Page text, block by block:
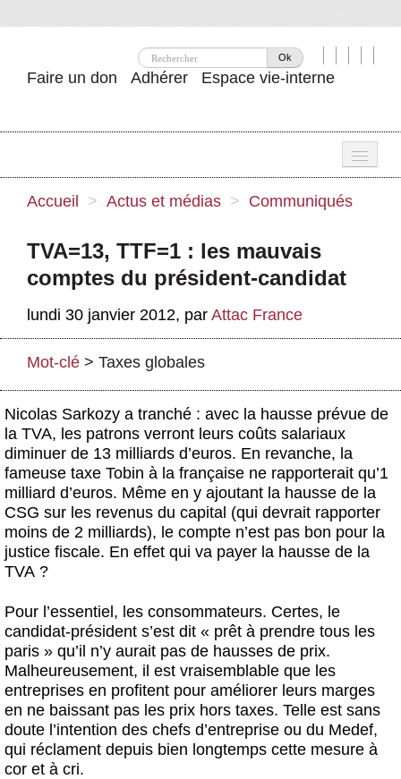
Ok
Faire un don Adhérer Espace vie-interne
Nos idées
Publications
Agenda
Actus et médias
Boutique
Accueil > Actus et médias > Communiqués
TVA=13, TTF=1 : les mauvais
comptes du président-candidat
lundi 30 janvier 2012, par Attac France
Mot-clé > Taxes globales
Nicolas Sarkozy a tranché : avec la hausse prévue de
la TVA, les patrons verront leurs coûts salariaux
diminuer de 13 milliards d’euros. En revanche, la
fameuse taxe Tobin à la française ne rapporterait qu’1
milliard d’euros. Même en y ajoutant la hausse de la
CSG sur les revenus du capital (qui devrait rapporter
moins de 2 milliards), le compte n’est pas bon pour la
justice fiscale. En effet qui va payer la hausse de la
TVA ?
Pour l’essentiel, les consommateurs. Certes, le
candidat-président s’est dit « prêt à prendre tous les
paris » qu’il n’y aurait pas de hausses de prix.
Malheureusement, il est vraisemblable que les
entreprises en profitent pour améliorer leurs marges
en ne baissant pas les prix hors taxes. Telle est sans
doute l’intention des chefs d’entreprise ou du Medef,
qui réclament depuis bien longtemps cette mesure à
cor et à cri.